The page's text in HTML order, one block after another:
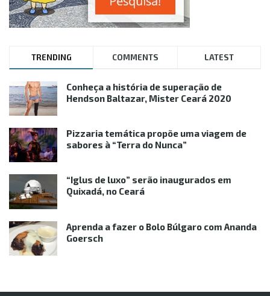
TRENDING COMMENTS LATEST
Conheça a história de superação de
Hendson Baltazar, Mister Ceará 2020
Pizzaria temática propõe uma viagem de
sabores à “Terra do Nunca”
“Iglus de luxo” serão inaugurados em
Quixadá, no Ceará
Aprenda a fazer o Bolo Búlgaro com Ananda
Goersch